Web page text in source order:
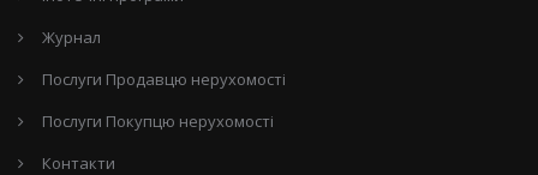
Журнал
Послуги Продавцю нерухомості
Послуги Покупцю нерухомості
Контакти